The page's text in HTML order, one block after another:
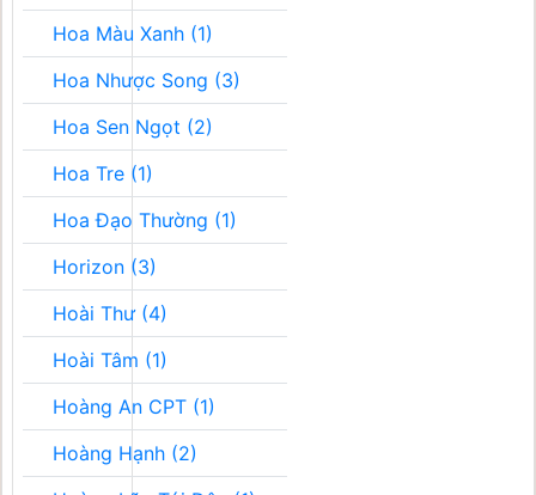
Hoa Màu Xanh (1)
Hoa Nhược Song (3)
Hoa Sen Ngọt (2)
Hoa Tre (1)
Hoa Đạo Thường (1)
Horizon (3)
Hoài Thư (4)
Hoài Tâm (1)
Hoàng An CPT (1)
Hoàng Hạnh (2)